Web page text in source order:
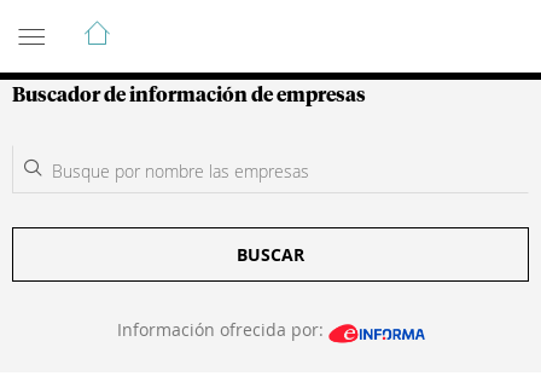
Guía de Empresas Colombianas
Buscador de información de empresas
BUSCAR
Información ofrecida por: